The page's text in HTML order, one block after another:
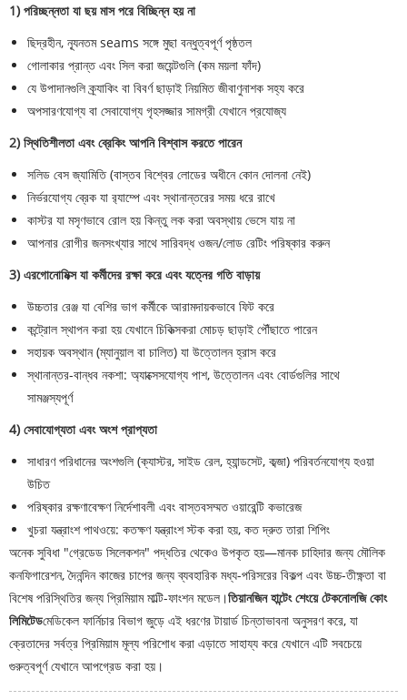
1) পরিচ্ছন্নতা যা ছয় মাস পরে বিচ্ছিন্ন হয় না
ছিদ্রহীন, ন্যূনতম seams সঙ্গে মুছা বন্ধুত্বপূর্ণ পৃষ্ঠতল
গোলাকার প্রান্ত এবং সিল করা জয়েন্টগুলি (কম ময়লা ফাঁদ)
যে উপাদানগুলি ক্র্যাকিং বা বিবর্ণ ছাড়াই নিয়মিত জীবাণুনাশক সহ্য করে
অপসারণযোগ্য বা সেবাযোগ্য গৃহসজ্জার সামগ্রী যেখানে প্রযোজ্য
2) স্থিতিশীলতা এবং ব্রেকিং আপনি বিশ্বাস করতে পারেন
সলিড বেস জ্যামিতি (বাস্তব বিশ্বের লোডের অধীনে কোন দোলনা নেই)
নির্ভরযোগ্য ব্রেক যা র‌্যাম্পে এবং স্থানান্তরের সময় ধরে রাখে
কাস্টর যা মসৃণভাবে রোল হয় কিন্তু লক করা অবস্থায় ভেসে যায় না
আপনার রোগীর জনসংখ্যার সাথে সারিবদ্ধ ওজন/লোড রেটিং পরিষ্কার করুন
3) এরগোনোমিক্স যা কর্মীদের রক্ষা করে এবং যত্নের গতি বাড়ায়
উচ্চতার রেঞ্জ যা বেশির ভাগ কর্মীকে আরামদায়কভাবে ফিট করে
কন্ট্রোল স্থাপন করা হয় যেখানে চিকিত্সকরা মোচড় ছাড়াই পৌঁছাতে পারেন
সহায়ক অবস্থান (ম্যানুয়াল বা চালিত) যা উত্তোলন হ্রাস করে
স্থানান্তর-বান্ধব নকশা: অ্যাক্সেসযোগ্য পাশ, উত্তোলন এবং বোর্ডগুলির সাথে
সামঞ্জস্যপূর্ণ
4) সেবাযোগ্যতা এবং অংশ প্রাপ্যতা
সাধারণ পরিধানের অংশগুলি (ক্যাস্টর, সাইড রেল, হ্যান্ডসেট, কব্জা) পরিবর্তনযোগ্য হওয়া
উচিত
পরিষ্কার রক্ষণাবেক্ষণ নির্দেশাবলী এবং বাস্তবসম্মত ওয়ারেন্টি কভারেজ
খুচরা যন্ত্রাংশ পাথওয়ে: কতক্ষণ যন্ত্রাংশ স্টক করা হয়, কত দ্রুত তারা শিপিং
অনেক সুবিধা "গ্রেডেড সিলেকশন" পদ্ধতির থেকেও উপকৃত হয়—মানক চাহিদার জন্য মৌলিক
কনফিগারেশন, দৈনন্দিন কাজের চাপের জন্য ব্যবহারিক মধ্য-পরিসরের বিকল্প এবং উচ্চ-তীক্ষ্ণতা বা
বিশেষ পরিস্থিতির জন্য প্রিমিয়াম মাল্টি-ফাংশন মডেল।তিয়ানজিন হান্টেং শেংয়ে টেকনোলজি কোং
লিমিটেডমেডিকেল ফার্নিচার বিভাগ জুড়ে এই ধরণের টায়ার্ড চিন্তাভাবনা অনুসরণ করে, যা
ক্রেতাদের সর্বত্র প্রিমিয়াম মূল্য পরিশোধ করা এড়াতে সাহায্য করে যেখানে এটি সবচেয়ে
গুরুত্বপূর্ণ যেখানে আপগ্রেড করা হয়।